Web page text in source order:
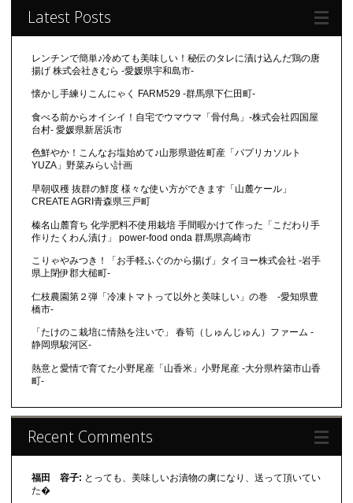
Latest Posts
レンチンで簡単♪冷めても美味しい！秘伝のタレに漬け込んだ鶏の唐
揚げ 株式会社きむら -愛媛県宇和島市-
懐かし手練りこんにゃく FARM529 -群馬県下仁田町-
食べる前からオイシイ！自宅でウマウマ「骨付鳥」-株式会社四国屋
台村- 愛媛県新居浜市
色鮮やか！こんなお塩始めて♪山形県遊佐町産「パプリカソルト
YUZA」野菜みらい計画
早朝収穫 抜群の鮮度 様々な使い方ができます「山麓ケール」
CREATE AGRI青森県三戸町
榛名山麓育ち 化学肥料不使用栽培 手間暇かけて作った「こだわり手
作りたくわん漬け」 power-food onda 群馬県高崎市
こりゃやみつき！「お手軽ふぐのから揚げ」タイヨー株式会社 -岩手
県上閉伊郡大槌町-
仁枝農園第２弾「冷凍トマトって以外と美味しい」の巻 -愛知県豊
橋市-
「たけのこ栽培に情熱を注いで」 春筍（しゅんじゅん）ファーム -
静岡県駿河区-
熱意と愛情で育てた小野尾産「山香米」小野尾産 -大分県杵築市山香
町-
Recent Comments
福田 容子: とっても、美味しいお漬物の虜になり、送って頂いてい
た�